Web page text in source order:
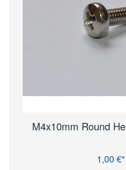
M4x10mm Round
1,00 €*